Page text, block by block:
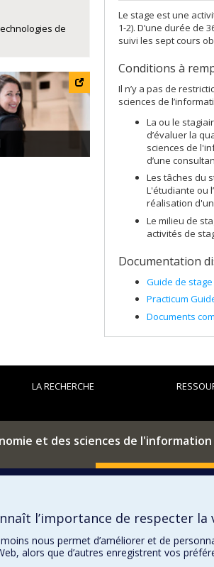
Le stage est une
1-2). D’une durée de
suivi les sept cours
Conditions à
Il n’y a pas de
sciences de
La ou le
d’évaluer la
sciences de
d’une
Les tâches du
L'étudiante ou
réalisation
Le milieu de
activités de
Documentation
Guide de
Practicum
Documents
de
LA RECHERCHE
et des sciences de l'information
Comment soutenir
l’importance de respecter la
nous permet d’améliorer et de
alors que d’autres enregistrent vos